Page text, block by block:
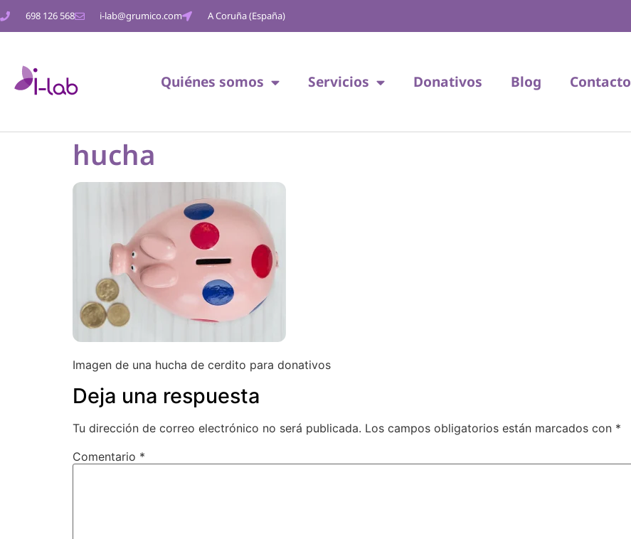
698 126 568 i-lab@grumico.com A Coruña (España)
Quiénes somos Servicios Donativos Blog Contacto
hucha
Imagen de una hucha de cerdito para donativos
Deja una respuesta
Tu dirección de correo electrónico no será publicada. Los campos obligatorios están marcados con *
Comentario *